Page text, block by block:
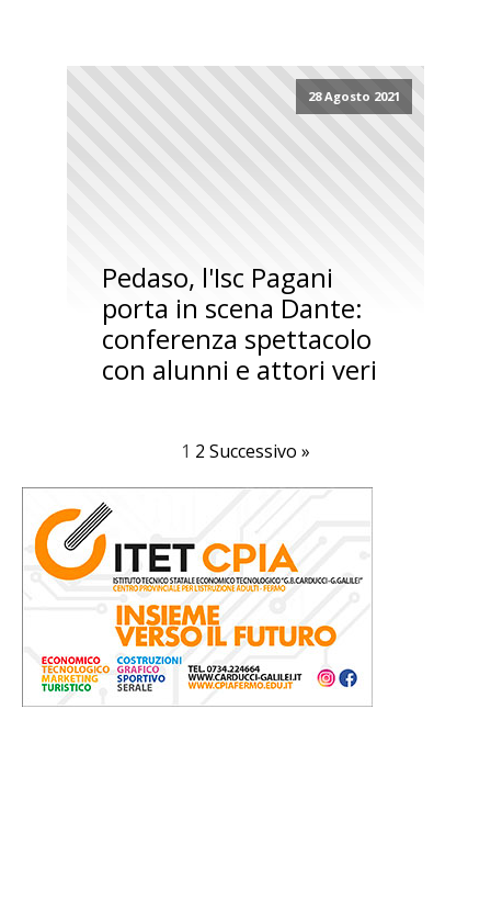
28 Agosto 2021
Pedaso, l'Isc Pagani
porta in scena Dante:
conferenza spettacolo
con alunni e attori veri
1 2 Successivo »